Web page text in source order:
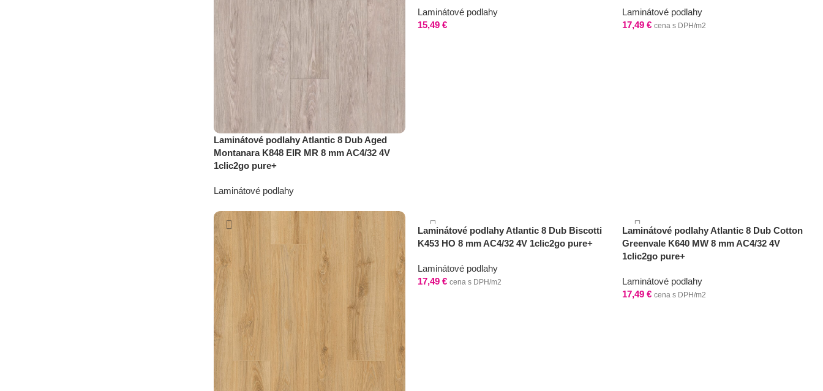
Laminátové podlahy Atlantic 8 Dub Aged
Montanara K848 EIR MR 8 mm AC4/32 4V
1clic2go pure+
Laminátové podlahy
Laminátové podlahy
15,49 €
Laminátové podlahy
17,49 € cena s DPH/m2
Laminátové podlahy Atlantic 8 Dub Biscotti
K453 HO 8 mm AC4/32 4V 1clic2go pure+
Laminátové podlahy
17,49 € cena s DPH/m2
Laminátové podlahy Atlantic 8 Dub Cotton
Greenvale K640 MW 8 mm AC4/32 4V
1clic2go pure+
Laminátové podlahy
17,49 € cena s DPH/m2